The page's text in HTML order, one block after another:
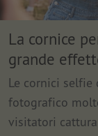
La cornice
grande
Le cornici
fotografico
visitatori